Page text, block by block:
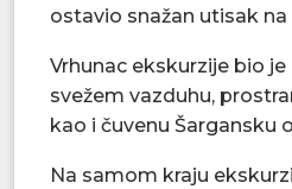
ostavio snažan utisak
Vrhunac ekskurzije bio
svežem vazduhu,
kao i čuvenu Šargansku
Na samom kraju